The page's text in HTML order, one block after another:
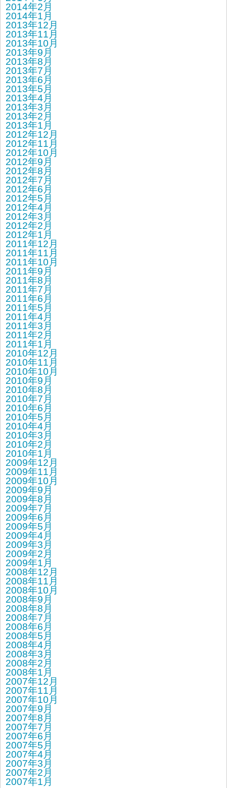
2014年2月
2014年1月
2013年12月
2013年11月
2013年10月
2013年9月
2013年8月
2013年7月
2013年6月
2013年5月
2013年4月
2013年3月
2013年2月
2013年1月
2012年12月
2012年11月
2012年10月
2012年9月
2012年8月
2012年7月
2012年6月
2012年5月
2012年4月
2012年3月
2012年2月
2012年1月
2011年12月
2011年11月
2011年10月
2011年9月
2011年8月
2011年7月
2011年6月
2011年5月
2011年4月
2011年3月
2011年2月
2011年1月
2010年12月
2010年11月
2010年10月
2010年9月
2010年8月
2010年7月
2010年6月
2010年5月
2010年4月
2010年3月
2010年2月
2010年1月
2009年12月
2009年11月
2009年10月
2009年9月
2009年8月
2009年7月
2009年6月
2009年5月
2009年4月
2009年3月
2009年2月
2009年1月
2008年12月
2008年11月
2008年10月
2008年9月
2008年8月
2008年7月
2008年6月
2008年5月
2008年4月
2008年3月
2008年2月
2008年1月
2007年12月
2007年11月
2007年10月
2007年9月
2007年8月
2007年7月
2007年6月
2007年5月
2007年4月
2007年3月
2007年2月
2007年1月